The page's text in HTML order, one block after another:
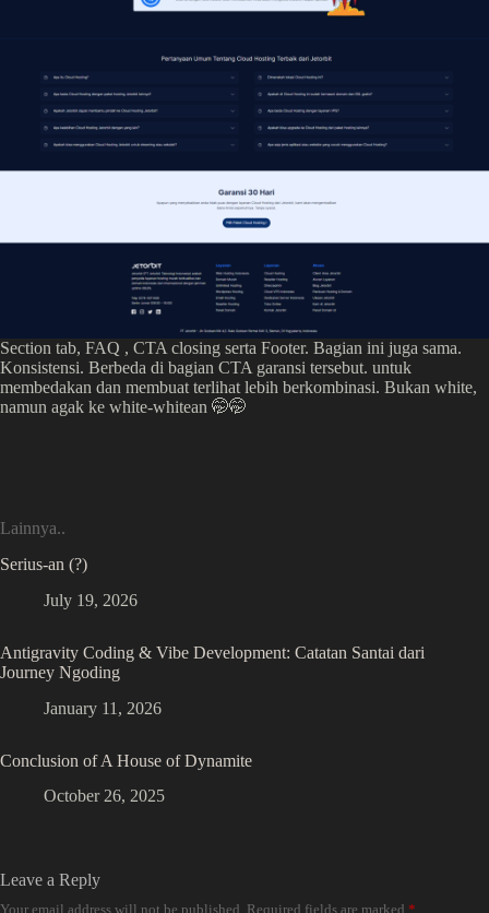
Section tab, FAQ , CTA closing serta Footer. Bagian ini juga sama.
Konsistensi. Berbeda di bagian CTA garansi tersebut. untuk
membedakan dan membuat terlihat lebih berkombinasi. Bukan white,
namun agak ke white-whitean 🤭🤭
Lainnya..
Serius-an (?)
July 19, 2026
Antigravity Coding & Vibe Development: Catatan Santai dari
Journey Ngoding
January 11, 2026
Conclusion of A House of Dynamite
October 26, 2025
Leave a Reply
Your email address will not be published. Required fields are marked *